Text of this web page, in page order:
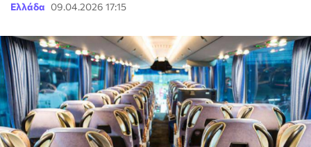
Ελλάδα 09.04.2026 17:15